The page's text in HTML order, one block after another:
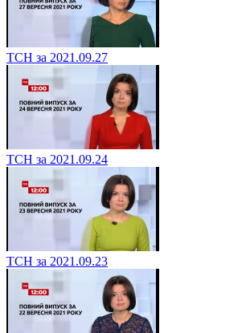
ТСН за 2021.09.27
ТСН за 2021.09.24
ТСН за 2021.09.23